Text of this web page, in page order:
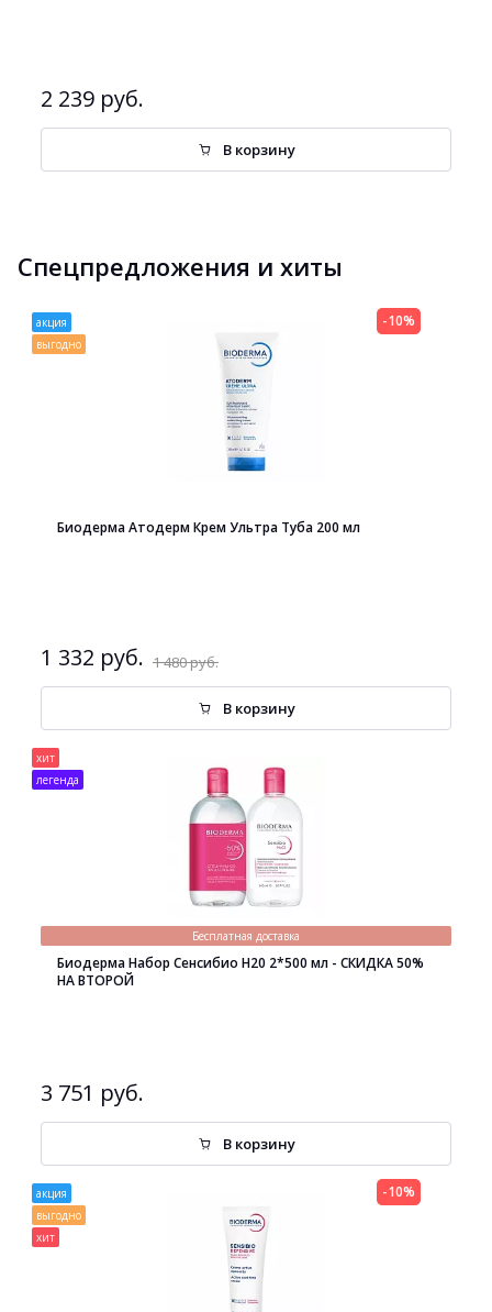
2 239 руб.
В корзину
Спецпредложения и хиты
акция
выгодно
Биодерма Атодерм Крем Ультра Туба 200 мл
1 332 руб. 1 480 руб.
-10%
В корзину
хит
легенда
Бесплатная доставка
Биодерма Набор Сенсибио H20 2*500 мл - СКИДКА 50%
НА ВТОРОЙ
3 751 руб.
В корзину
акция
выгодно
хит
-10%